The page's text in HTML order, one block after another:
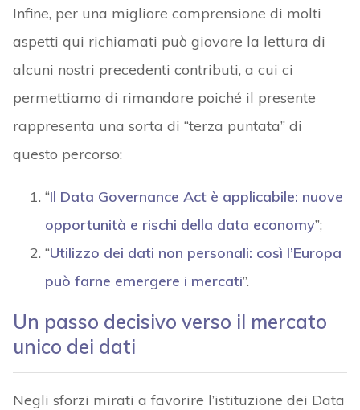
Infine, per una migliore comprensione di molti
aspetti qui richiamati può giovare la lettura di
alcuni nostri precedenti contributi, a cui ci
permettiamo di rimandare poiché il presente
rappresenta una sorta di “terza puntata” di
questo percorso:
“Il Data Governance Act è applicabile: nuove
opportunità e rischi della data economy”;
“Utilizzo dei dati non personali: così l’Europa
può farne emergere i mercati”.
Un passo decisivo verso il mercato
unico dei dati
Negli sforzi mirati a favorire l’istituzione dei Data